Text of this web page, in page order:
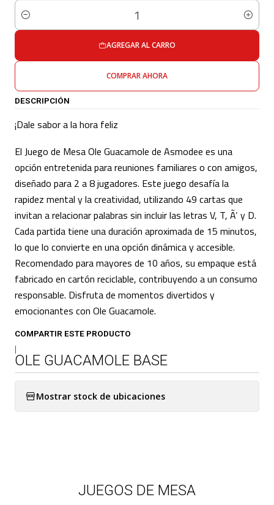
Cantidad
AGREGAR AL CARRO
COMPRAR AHORA
DESCRIPCIÓN
¡Dale sabor a la hora feliz
El Juego de Mesa Ole Guacamole de Asmodee es una
opción entretenida para reuniones familiares o con amigos,
diseñado para 2 a 8 jugadores. Este juego desafía la
rapidez mental y la creatividad, utilizando 49 cartas que
invitan a relacionar palabras sin incluir las letras V, T, Ã‘ y D.
Cada partida tiene una duración aproximada de 15 minutos,
lo que lo convierte en una opción dinámica y accesible.
Recomendado para mayores de 10 años, su empaque está
fabricado en cartón reciclable, contribuyendo a un consumo
responsable. Disfruta de momentos divertidos y
emocionantes con Ole Guacamole.
COMPARTIR ESTE PRODUCTO
|
OLE GUACAMOLE BASE
Mostrar stock de ubicaciones
JUEGOS DE MESA